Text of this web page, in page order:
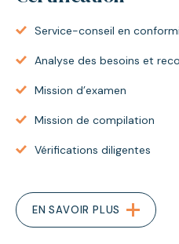
Service-conseil en
Analyse des besoins et
Mission d’examen
Mission de compilation
Vérifications diligentes
EN SAVOIR PLUS